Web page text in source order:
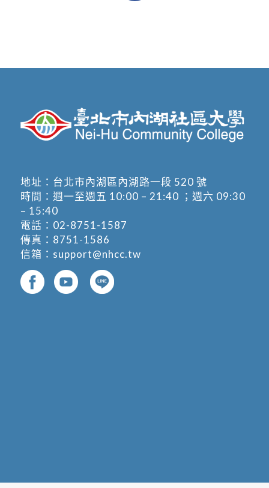
地址： 台北市內湖區內湖路一段 520 號
時間：週一至週五 10:00 – 21:40 ；週六 09:30
– 15:40
電話： 02-8751-1587
傳真：8751-1586
信箱： support@nhcc.tw